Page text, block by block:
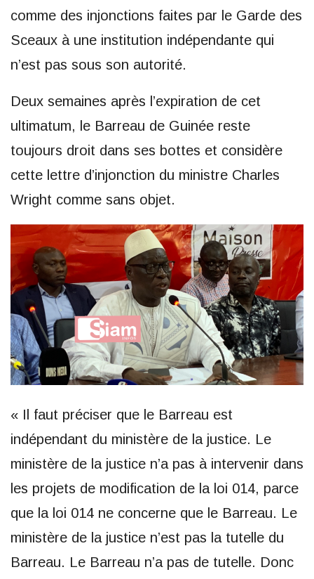
comme des injonctions faites par le Garde des
Sceaux à une institution indépendante qui
n’est pas sous son autorité.
Deux semaines après l’expiration de cet
ultimatum, le Barreau de Guinée reste
toujours droit dans ses bottes et considère
cette lettre d’injonction du ministre Charles
Wright comme sans objet.
« Il faut préciser que le Barreau est
indépendant du ministère de la justice. Le
ministère de la justice n’a pas à intervenir dans
les projets de modification de la loi 014, parce
que la loi 014 ne concerne que le Barreau. Le
ministère de la justice n’est pas la tutelle du
Barreau. Le Barreau n’a pas de tutelle. Donc